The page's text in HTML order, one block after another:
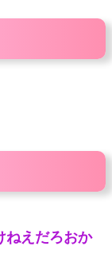
ねえだろおか